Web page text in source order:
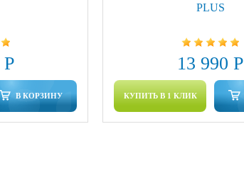
Р
В КОРЗИНУ
PLUS
13 990 Р
КУПИТЬ В 1 КЛИК